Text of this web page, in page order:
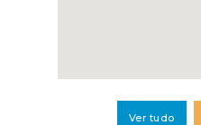
Ver tudo